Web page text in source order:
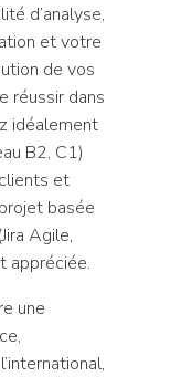
d’analyse,
et votre
de vos
réussir dans
idéalement
B2, C1)
et
basée
Agile,
appréciée.
une